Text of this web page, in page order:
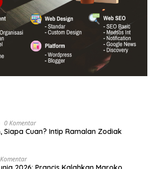
0 Komentar
Siapa Cuan? Intip Ramalan Zodiak